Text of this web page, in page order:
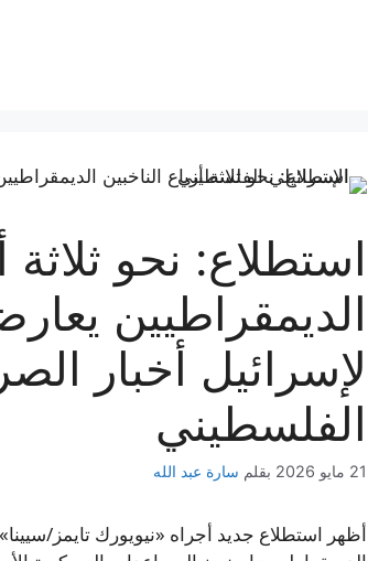
استطلاع: نحو ثلاثة
الديمقراطيين
لإسرائيل أخبار
الفلسطيني
21 مايو 2026 بقلم سارة عبد الله
أظهر استطلاع جديد أجراه «نيويورك تايمز/